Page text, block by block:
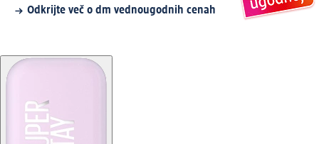
Odkrijte več o dm vednougodnih cenah